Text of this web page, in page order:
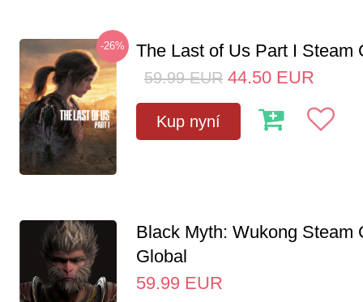
-26% The Last of Us Part I Steam
59.99 EUR 44.50 EUR
Kup nyní
Black Myth: Wukong Steam
Global
59.99 EUR